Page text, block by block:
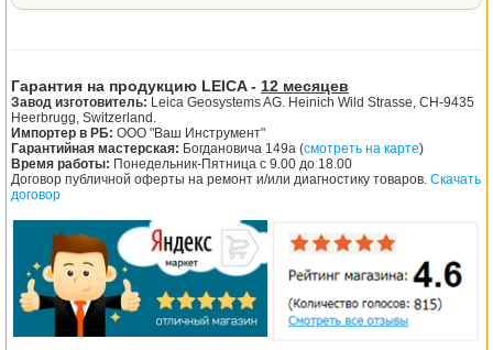
Гарантия на продукцию LEICA - 12 месяцев
Завод изготовитель: Leica Geosystems AG. Heinich Wild Strasse, CH-9435
Heerbrugg, Switzerland.
Импортер в РБ: ООО "Ваш Инструмент"
Гарантийная мастерская: Богдановича 149а (смотреть на карте)
Время работы: Понедельник-Пятница с 9.00 до 18.00
Договор публичной оферты на ремонт и/или диагностику товаров. Скачать
договор